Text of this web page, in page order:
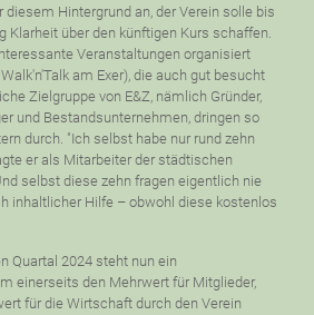
diesem Hintergrund an, der Verein solle bis
Klarheit über den künftigen Kurs schaffen.
Veranstaltungen organisiert
am Exer), die auch gut besucht
Zielgruppe von E&Z, nämlich Gründer,
und Bestandsunternehmen, dringen so
durch. "Ich selbst habe nur rund zehn
er als Mitarbeiter der städtischen
selbst diese zehn fragen eigentlich nie
inhaltlicher Hilfe – obwohl diese kostenlos
Quartal 2024 steht nun ein
einerseits den Mehrwert für Mitglieder,
für die Wirtschaft durch den Verein